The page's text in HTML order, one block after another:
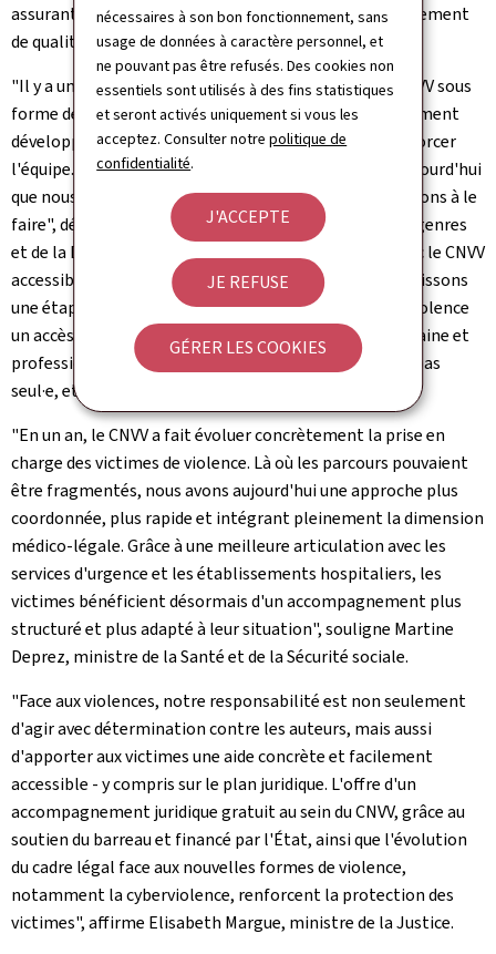
nécessaires à son bon fonctionnement, sans
usage de données à caractère personnel, et
ne pouvant pas être refusés. Des cookies non
essentiels sont utilisés à des fins statistiques
et seront activés uniquement si vous les
acceptez. Consulter notrepolitique de
confidentialité.
J'ACCEPTE
JE REFUSE
GÉRER LES COOKIES
assurant une accessibilité maximale et un accompagnement
de qualité.
"Il y a un an, j'avais annoncé que nous lancerions le CNVV sous
forme de projet pilote et que nous allions progressivement
développer cette structure, élargir notre offre et renforcer
l'équipe. Je suis heureuse de pouvoir vous annoncer aujourd'hui
que nous avons respecté ce plan et que nous continuerons à le
faire", déclare Yuriko Backes, ministre de l'Égalité des genres
et de la Diversité, lors de la conférence de presse. "Avec le CNVV
accessible 24 heures sur 24 et 7 jours sur 7, nous franchissons
une étape décisive pour garantir à chaque victime de violence
un accès immédiat à une prise en charge globale, humaine et
professionnelle. Notre message est clair: vous n'êtes pas
seul·e, et de l'aide est disponible à tout moment."
"En un an, le CNVV a fait évoluer concrètement la prise en
charge des victimes de violence. Là où les parcours pouvaient
être fragmentés, nous avons aujourd'hui une approche plus
coordonnée, plus rapide et intégrant pleinement la dimension
médico-légale. Grâce à une meilleure articulation avec les
services d'urgence et les établissements hospitaliers, les
victimes bénéficient désormais d'un accompagnement plus
structuré et plus adapté à leur situation", souligne Martine
Deprez, ministre de la Santé et de la Sécurité sociale.
"Face aux violences, notre responsabilité est non seulement
d'agir avec détermination contre les auteurs, mais aussi
d'apporter aux victimes une aide concrète et facilement
accessible - y compris sur le plan juridique. L'offre d'un
accompagnement juridique gratuit au sein du CNVV, grâce au
soutien du barreau et financé par l'État, ainsi que l'évolution
du cadre légal face aux nouvelles formes de violence,
notamment la cyberviolence, renforcent la protection des
victimes", affirme Elisabeth Margue, ministre de la Justice.